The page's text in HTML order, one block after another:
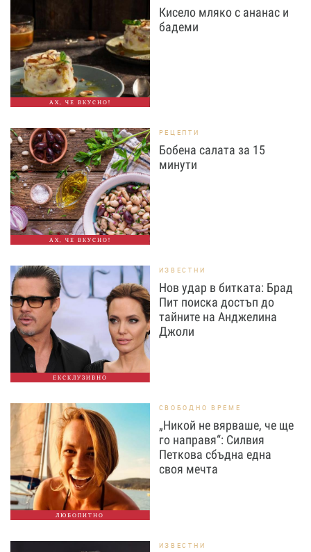
АХ, ЧЕ ВКУСНО!
Кисело мляко с ананас и
бадеми
АХ, ЧЕ ВКУСНО!
РЕЦЕПТИ
Бобена салата за 15
минути
ЕКСКЛУЗИВНО
ИЗВЕСТНИ
Нов удар в битката: Брад
Пит поиска достъп до
тайните на Анджелина
Джоли
ЛЮБОПИТНО
СВОБОДНО ВРЕМЕ
„Никой не вярваше, че ще
го направя“: Силвия
Петкова сбъдна една
своя мечта
ИЗВЕСТНИ